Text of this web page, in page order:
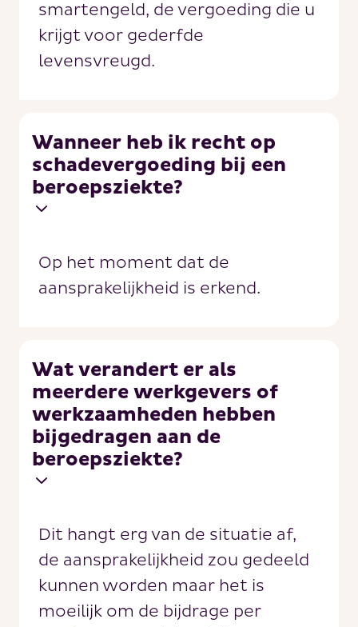
smartengeld, de vergoeding die u
krijgt voor gederfde
levensvreugd.
Wanneer heb ik recht op
schadevergoeding bij een
beroepsziekte?
Op het moment dat de
aansprakelijkheid is erkend.
Wat verandert er als
meerdere werkgevers of
werkzaamheden hebben
bijgedragen aan de
beroepsziekte?
Dit hangt erg van de situatie af,
de aansprakelijkheid zou gedeeld
kunnen worden maar het is
moeilijk om de bijdrage per